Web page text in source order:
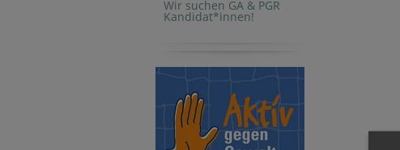
Wir suchen GA & PGR
Kandidat*innen!